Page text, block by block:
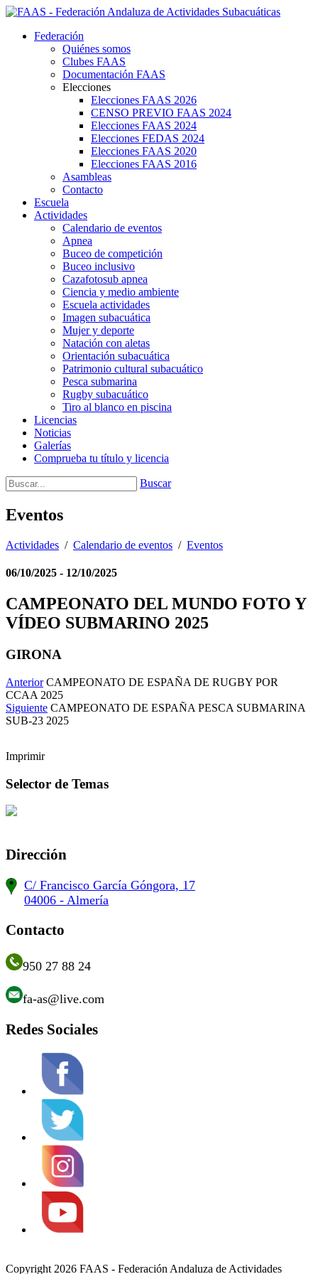
Federación
Quiénes somos
Clubes FAAS
Documentación FAAS
Elecciones
Elecciones FAAS 2026
CENSO PREVIO FAAS 2024
Elecciones FAAS 2024
Elecciones FEDAS 2024
Elecciones FAAS 2020
Elecciones FAAS 2016
Asambleas
Contacto
Escuela
Actividades
Calendario de eventos
Apnea
Buceo de competición
Buceo inclusivo
Cazafotosub apnea
Ciencia y medio ambiente
Escuela actividades
Imagen subacuática
Mujer y deporte
Natación con aletas
Orientación subacuática
Patrimonio cultural subacuático
Pesca submarina
Rugby subacuático
Tiro al blanco en piscina
Licencias
Noticias
Galerías
Comprueba tu título y licencia
Buscar
Eventos
Actividades / Calendario de eventos / Eventos
06/10/2025 - 12/10/2025
CAMPEONATO DEL MUNDO FOTO Y
VÍDEO SUBMARINO 2025
GIRONA
Anterior CAMPEONATO DE ESPAÑA DE RUGBY POR
CCAA 2025
Siguiente CAMPEONATO DE ESPAÑA PESCA SUBMARINA
SUB-23 2025
Imprimir
Selector de Temas
Dirección
C/ Francisco García Góngora, 17
04006 - Almería
Contacto
950 27 88 24
fa-as@live.com
Redes Sociales
Copyright 2026 FAAS - Federación Andaluza de Actividades